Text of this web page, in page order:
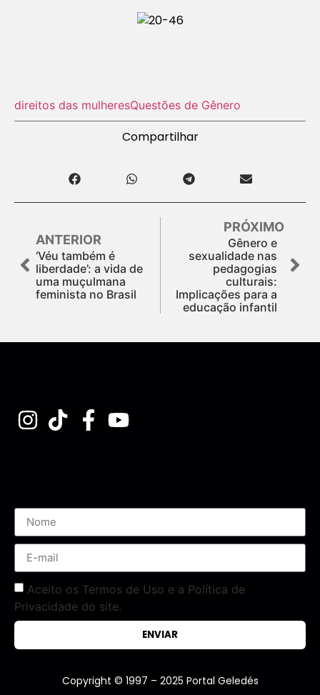
direitos das mulheresQuestões de Gênero
Compartilhar
ANTERIOR
‘Véu também é
liberdade’: a vida de
uma muçulmana
feminista no Brasil
PRÓXIMO
Gênero e
sexualidade nas
pedagogias
culturais:
Implicações para a
educação infantil
Aceito os Termos de Uso e a Política de
Privacidade do site.
ENVIAR
Copyright © 1997 – 2025 Portal Geledés